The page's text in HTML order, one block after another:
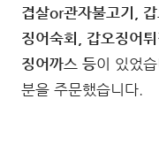
겹살or관자불고기,
징어숙회, 갑오징어
징어까스 등이 있었
분을 주문했습니다.